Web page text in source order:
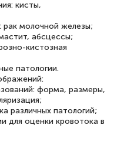
курс
по
кисты,
рак молочной железы;
абсцессы;
кистозная
патологии.
форма, размеры,
различных патологий;
для оценки кровотока в